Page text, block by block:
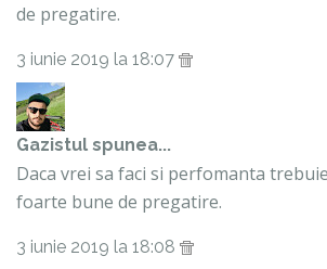
de pregatire.
3 iunie 2019 la 18:07
Gazistul spunea...
Daca vrei sa faci si perfomanta
foarte bune de pregatire.
3 iunie 2019 la 18:08